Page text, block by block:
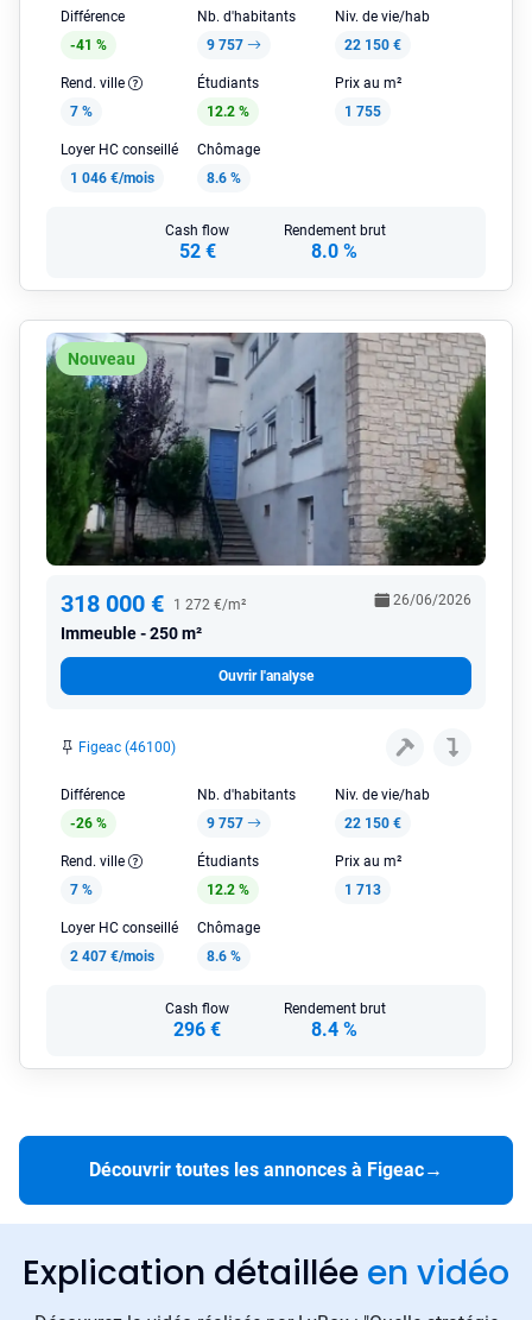
Différence
-41 %
Nb. d'habitants
9 757
Niv. de vie/hab
22 150 €
Rend. ville
7 %
Étudiants
12.2 %
Prix au m²
1 755
Loyer HC conseillé
1 046 €/mois
Chômage
8.6 %
Cash flow
52 €
Rendement brut
8.0 %
Nouveau
318 000 € 1 272 €/m²
Immeuble 250 m²
26/06/2026
Ouvrir l'analyse
Figeac (46100)
Différence
-26 %
Nb. d'habitants
9 757
Niv. de vie/hab
22 150 €
Rend. ville
7 %
Étudiants
12.2 %
Prix au m²
1 713
Loyer HC conseillé
2 407 €/mois
Chômage
8.6 %
Cash flow
296 €
Rendement brut
8.4 %
Découvrir toutes les annonces à Figeac→
Explication détaillée en vidéo